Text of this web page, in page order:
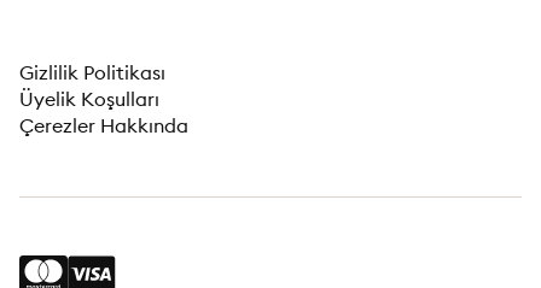
Gizlilik Politikası
Üyelik Koşulları
Çerezler Hakkında